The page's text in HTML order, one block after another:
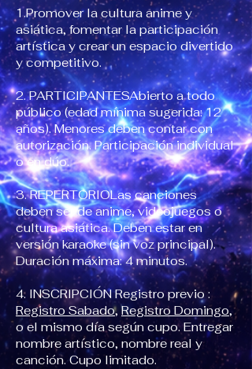
1.Promover la cultura anime y
asiática, fomentar la participación
artística y crear un espacio divertido
y competitivo.
2. PARTICIPANTESAbierto a todo
público (edad mínima sugerida: 12
años). Menores deben contar con
autorización. Participación individual
o en dúo.
3. REPERTORIOLas canciones
deben ser de anime, videojuegos o
cultura asiática. Deben estar en
versión karaoke (sin voz principal).
Duración máxima: 4 minutos.
4. INSCRIPCIÓN Registro previo :
Registro Sabado,Registro Domingo,
o el mismo día según cupo. Entregar
nombre artístico, nombre real y
canción. Cupo limitado.